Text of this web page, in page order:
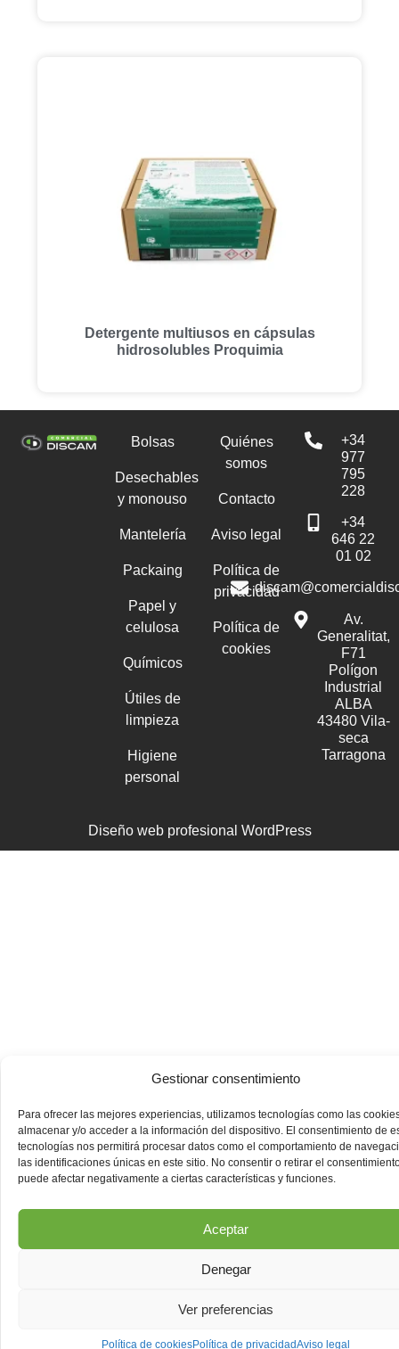
Gestionar consentimiento
Para ofrecer las mejores experiencias, utilizamos tecnologías como las
almacenar y/o acceder a la información del dispositivo. El consentimiento de
tecnologías nos permitirá procesar datos como el comportamiento de
las identificaciones únicas en este sitio. No consentir o retirar el
puede afectar negativamente a ciertas características y funciones.
Aceptar
Denegar
Ver preferencias
Política de cookiesPolítica de privacidadAviso legal
Detergente multiusos en cápsulas
hidrosolubles Proquimia
Bolsas
Desechables
y monouso
Mantelería
Packaing
Papel y
celulosa
Químicos
Útiles de
limpieza
Higiene
personal
Quiénes
somos
Contacto
Aviso legal
Política de
privacidad
Política de
cookies
+34
977
795
228
+34
646 22
01 02
Av.
Generalitat,
F71
Polígon
Industrial
ALBA
43480 Vila-
seca
Tarragona
Diseño web profesional WordPress